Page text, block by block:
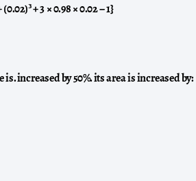
+ 3 × 0.98 × 0.02 − 1}
increased by 50%. its area is increased by: